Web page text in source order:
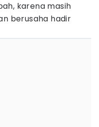
karena masih
berusaha hadir